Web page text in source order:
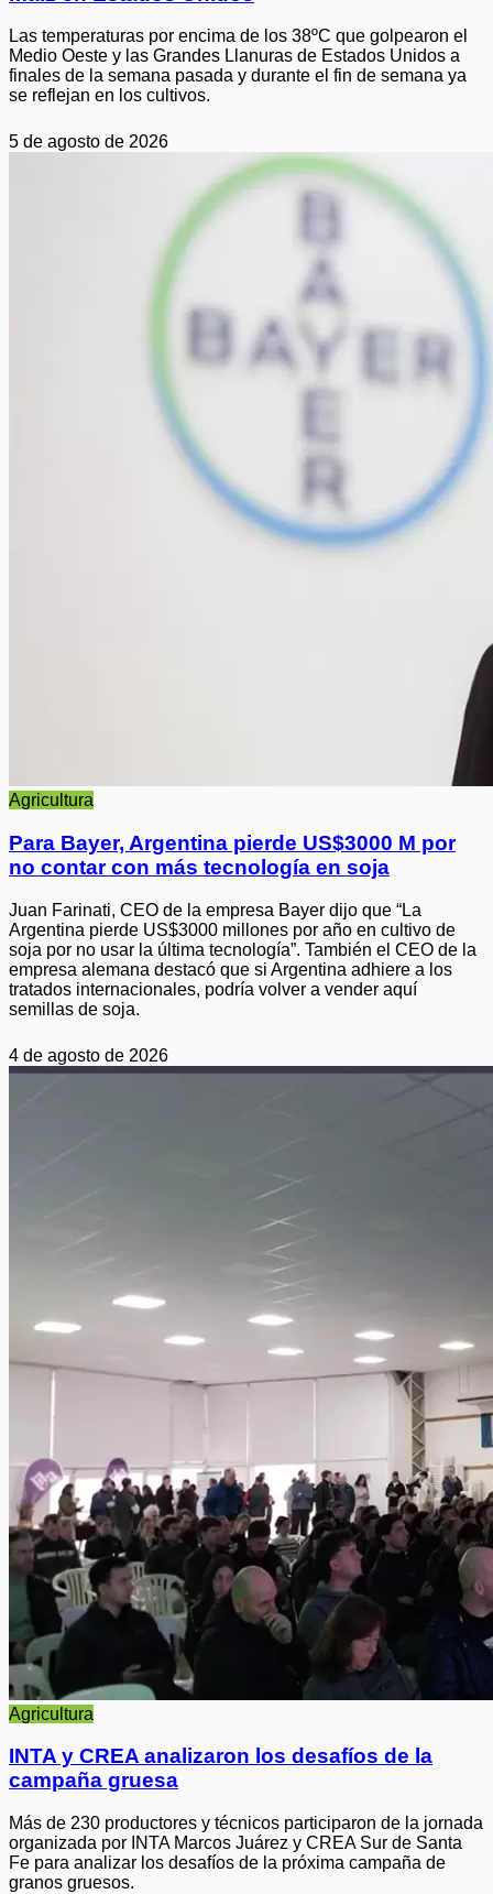
Las temperaturas por encima de los 38ºC que golpearon el
Medio Oeste y las Grandes Llanuras de Estados Unidos a
finales de la semana pasada y durante el fin de semana ya
se reflejan en los cultivos.
5 de agosto de 2026
Agricultura
Para Bayer, Argentina pierde US$3000 M por
no contar con más tecnología en soja
Juan Farinati, CEO de la empresa Bayer dijo que “La
Argentina pierde US$3000 millones por año en cultivo de
soja por no usar la última tecnología”. También el CEO de la
empresa alemana destacó que si Argentina adhiere a los
tratados internacionales, podría volver a vender aquí
semillas de soja.
4 de agosto de 2026
Agricultura
INTA y CREA analizaron los desafíos de la
campaña gruesa
Más de 230 productores y técnicos participaron de la jornada
organizada por INTA Marcos Juárez y CREA Sur de Santa
Fe para analizar los desafíos de la próxima campaña de
granos gruesos.